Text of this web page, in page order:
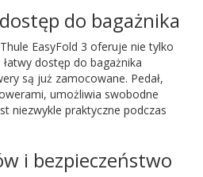
do bagażnika
EasyFold 3 oferuje nie tylko
dostęp do bagażnika
są już zamocowane. Pedał,
umożliwia swobodne
niezwykle praktyczne podczas
i bezpieczeństwo